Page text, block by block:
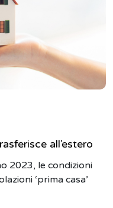
all’estero
2023, le condizioni
‘prima casa’